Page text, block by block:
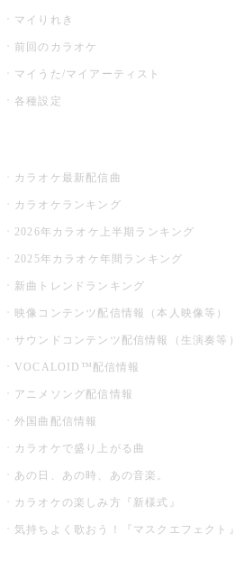
マイりれき
前回のカラオケ
マイうた/マイアーティスト
各種設定
カラオケ最新配信曲
カラオケランキング
2026年カラオケ上半期ランキング
2025年カラオケ年間ランキング
新曲トレンドランキング
映像コンテンツ配信情報（本人映像等）
サウンドコンテンツ配信情報（生演奏等）
VOCALOID™配信情報
アニメソング配信情報
外国曲配信情報
カラオケで盛り上がる曲
あの日、あの時、あの音楽。
カラオケの楽しみ方『新様式』
気持ちよく歌おう！『マスクエフェクト』